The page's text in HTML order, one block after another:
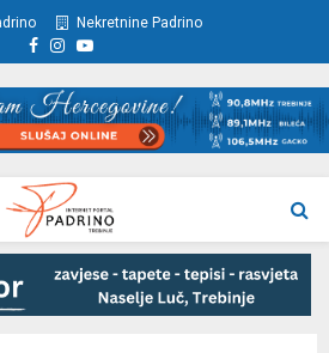
Nekretnine Padrino
Facebook
Instagram
Youtube